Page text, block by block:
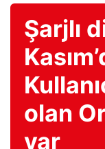
Şarjlı
olan
var